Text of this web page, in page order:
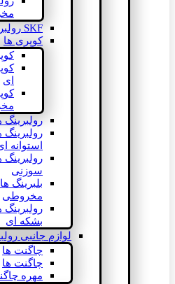
SKF رولبرینگ
کوپری ها
ای
استوانه
سوزنی
بلبرینگ
مخروطی
بشکه ای
لوازم جانبی
چاگنت ها
چاگنت ها
مهره